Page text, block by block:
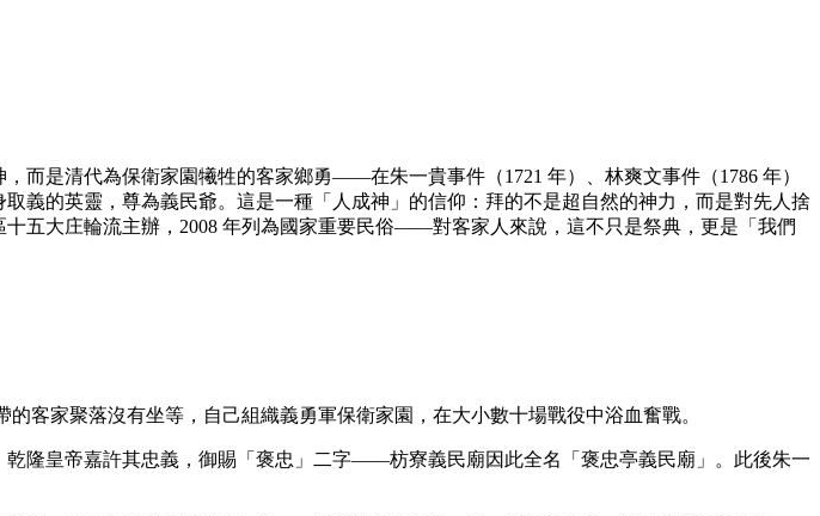
而是清代為保衛家園犧牲的客家鄉勇——在朱一貴事件（1721 年）、林爽文事件（1786 年）
義的英靈，尊為義民爺。這是一種「人成神」的信仰：拜的不是超自然的神力，而是對先人捨
五大庄輪流主辦，2008 年列為國家重要民俗——對客家人來說，這不只是祭典，更是「我們
客家聚落沒有坐等，自己組織義勇軍保衛家園，在大小數十場戰役中浴血奮戰。
隆皇帝嘉許其忠義，御賜「褒忠」二字——枋寮義民廟因此全名「褒忠亭義民廟」。此後朱一